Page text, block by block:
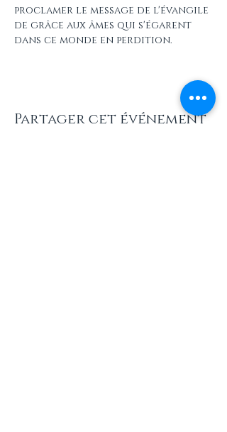
proclamer le message de l'évangile
de grâce aux âmes qui s'égarent
dans ce monde en perdition.
Partager cet événement